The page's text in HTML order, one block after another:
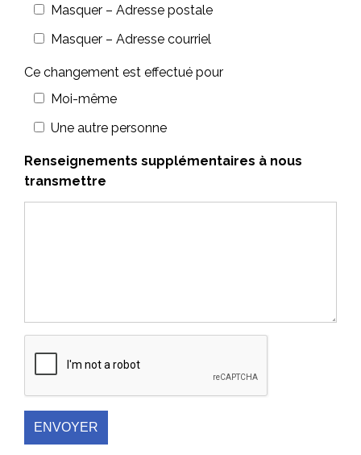
Masquer – Adresse postale
Masquer – Adresse courriel
Ce changement est effectué pour
Moi-même
Une autre personne
Renseignements supplémentaires à nous
transmettre
ENVOYER